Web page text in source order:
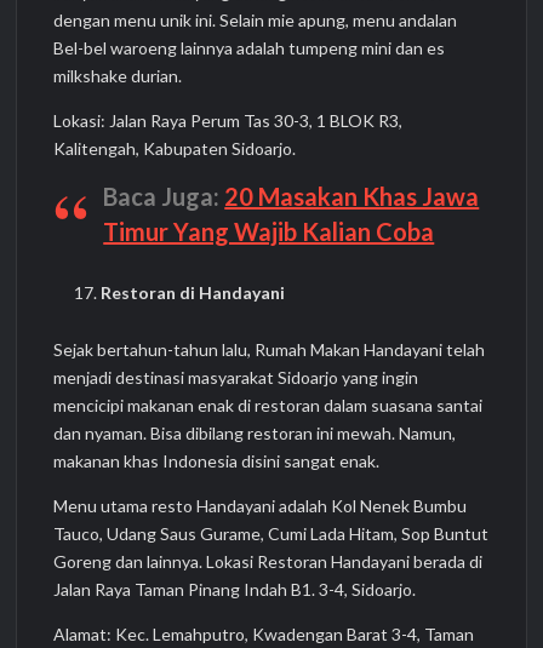
dengan menu unik ini. Selain mie apung, menu andalan
Bel-bel waroeng lainnya adalah tumpeng mini dan es
milkshake durian.
Lokasi: Jalan Raya Perum Tas 30-3, 1 BLOK R3,
Kalitengah, Kabupaten Sidoarjo.
Baca Juga: 20 Masakan Khas Jawa
Timur Yang Wajib Kalian Coba
Restoran di Handayani
Sejak bertahun-tahun lalu, Rumah Makan Handayani telah
menjadi destinasi masyarakat Sidoarjo yang ingin
mencicipi makanan enak di restoran dalam suasana santai
dan nyaman. Bisa dibilang restoran ini mewah. Namun,
makanan khas Indonesia disini sangat enak.
Menu utama resto Handayani adalah Kol Nenek Bumbu
Tauco, Udang Saus Gurame, Cumi Lada Hitam, Sop Buntut
Goreng dan lainnya. Lokasi Restoran Handayani berada di
Jalan Raya Taman Pinang Indah B1. 3-4, Sidoarjo.
Alamat: Kec. Lemahputro, Kwadengan Barat 3-4, Taman